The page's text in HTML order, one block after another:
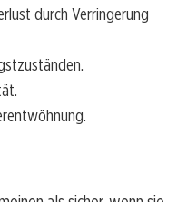
durch Verringerung